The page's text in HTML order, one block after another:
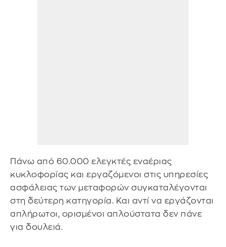
Πάνω από 60.000 ελεγκτές εναέριας
κυκλοφορίας και εργαζόμενοι στις υπηρεσίες
ασφάλειας των μεταφορών συγκαταλέγονται
στη δεύτερη κατηγορία. Και αντί να εργάζονται
απλήρωτοι, ορισμένοι απλούστατα δεν πάνε
για δουλειά.